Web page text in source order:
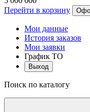
Перейти в корзину
Мои данные
История заказов
Мои заявки
График ТО
Выход
Поиск по каталогу